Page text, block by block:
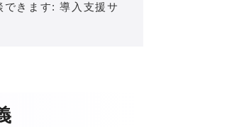
きます: 導入支援サ